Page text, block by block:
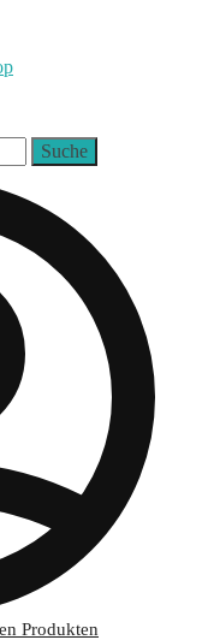
Suche
Produkten